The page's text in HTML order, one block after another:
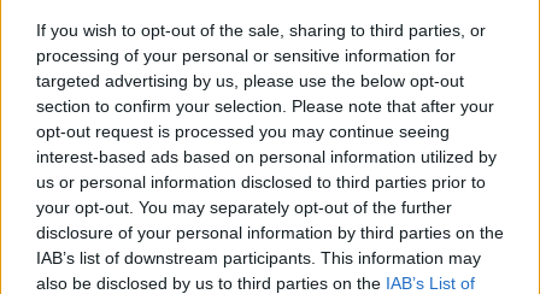
If you wish to opt-out of the sale, sharing to third parties, or
processing of your personal or sensitive information for
targeted advertising by us, please use the below opt-out
section to confirm your selection. Please note that after your
opt-out request is processed you may continue seeing
interest-based ads based on personal information utilized by
us or personal information disclosed to third parties prior to
your opt-out. You may separately opt-out of the further
disclosure of your personal information by third parties on the
IAB’s list of downstream participants. This information may
also be disclosed by us to third parties on the IAB’s List of
Advanced
Bestiario
Field Research-
Professional
Completa il 100% del
Bestiario
Thrifty Spender
Ottieni 10,000 gil.
Smart Saver
Ottieni 50,000 gil
Moneybags
Ottieni 100,000 gil.
Rookie Treasure
Hunter
Apri il 10% di tutti gli
scrigni